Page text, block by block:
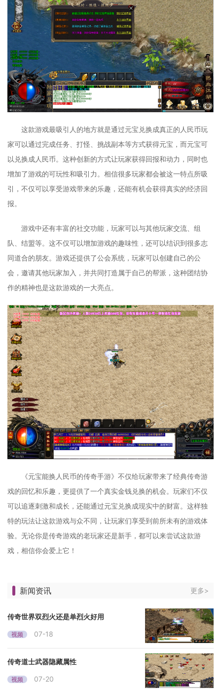
这款游戏最吸引人的地方就是通过元宝兑换成真正的人民币玩
家可以通过完成任务、打怪、挑战副本等方式获得元宝，而元宝可
以兑换成人民币。这种创新的方式让玩家获得回报和动力，同时也
增加了游戏的可玩性和吸引力。相信很多玩家都会被这一特点所吸
引，不仅可以享受游戏带来的乐趣，还能有机会获得真实的经济回
报。
游戏中还有丰富的社交功能，玩家可以与其他玩家交流、组
队、结盟等。这不仅可以增加游戏的趣味性，还可以结识到很多志
同道合的朋友。游戏还提供了公会系统，玩家可以创建自己的公
会，邀请其他玩家加入，并共同打造属于自己的帮派，这种团结协
作的精神也是这款游戏的一大亮点。
《元宝能换人民币的传奇手游》不仅给玩家带来了经典传奇游
戏的回忆和乐趣，更提供了一个真实金钱兑换的机会。玩家们不仅
可以追逐刺激和成长，还能通过元宝兑换成现实中的财富。这样独
特的玩法让这款游戏与众不同，让玩家们享受到前所未有的游戏体
验。无论你是传奇游戏的老玩家还是新手，都可以来尝试这款游
戏，相信你会爱上它！
新闻资讯 更多>
传奇世界双烈火还是单烈火好用
视频 07-18
传奇道士武器隐藏属性
视频 07-20